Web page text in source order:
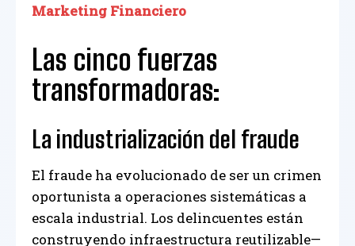
Marketing Financiero
Las cinco fuerzas
transformadoras:
La industrialización del fraude
El fraude ha evolucionado de ser un crimen
oportunista a operaciones sistemáticas a
escala industrial. Los delincuentes están
construyendo infraestructura reutilizable—